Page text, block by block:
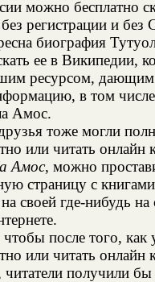
можно бесплатно
регистрации и
биография
ее в Википедии,
ресурсом, дающим
в том
Амос.
тоже могли
или читать онлайн
Амос, можно
страницу с
своей где-нибудь на
после того, как
или читать онлайн
получили бы